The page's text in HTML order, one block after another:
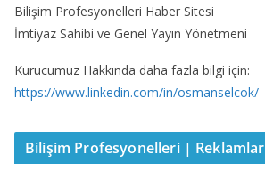
Bilişim Profesyonelleri Haber Sitesi
İmtiyaz Sahibi ve Genel Yayın Yönetmeni
Kurucumuz Hakkında daha fazla bilgi için:
https://www.linkedin.com/in/osmanselcok/
Bilişim Profesyonelleri | Reklamlar